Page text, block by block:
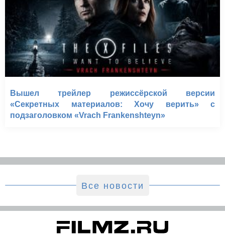
Вышел трейлер режиссёрской версии
«Секретных материалов: Хочу верить» с
подзаголовком «Vrach Frankenshteyn»
Все новости